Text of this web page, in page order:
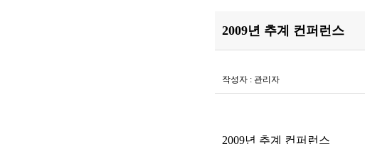
2009년 추계 컨퍼런스
작성자 : 관리자
2009년 추계 컨퍼런스